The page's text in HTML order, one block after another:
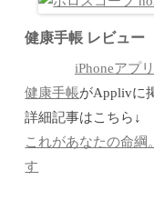
健康手帳 レビュー
iPhoneアプ
健康手帳がApplivに
詳細記事はこちら↓
これがあなたの命綱
す